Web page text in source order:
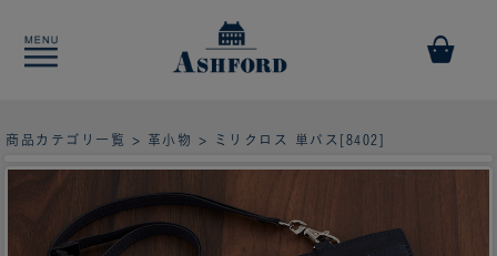
商品カテゴリ一覧 > 革小物 > ミリクロス 単パス[8402]